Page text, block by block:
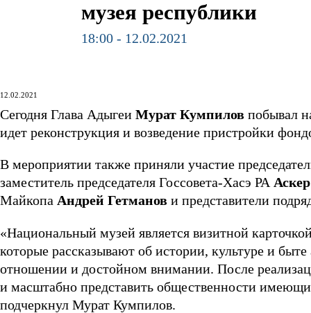
музея республики
18:00 - 12.02.2021
12.02.2021
Сегодня Глава Адыгеи Мурат Кумпилов побывал
идет реконструкция и возведение пристройки
В мероприятии также приняли участие
заместитель председателя Госсовета-Хасэ РА
Майкопа Андрей Гетманов и представители
«Национальный музей является визитной
которые рассказывают об истории, культуре и
отношении и достойном внимании. После
и масштабно представить общественности
подчеркнул Мурат Кумпилов.